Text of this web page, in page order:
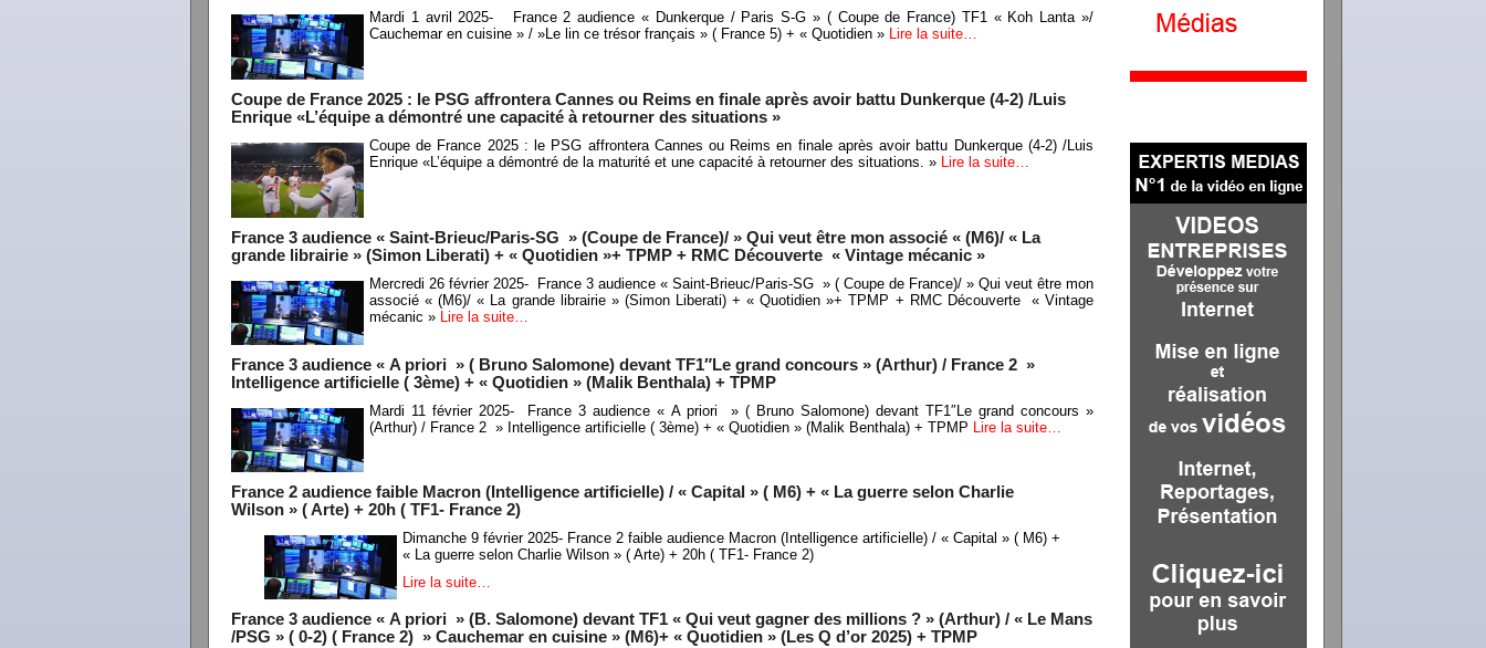
Mardi 1 avril 2025- France 2 audience « Dunkerque / Paris S-G » ( Coupe de France) TF1 « Koh Lanta »/
Cauchemar en cuisine » / »Le lin ce trésor français » ( France 5) + « Quotidien » Lire la suite…
Coupe de France 2025 : le PSG affrontera Cannes ou Reims en finale après avoir battu Dunkerque (4-2) /Luis
Enrique «L’équipe a démontré une capacité à retourner des situations »
Coupe de France 2025 : le PSG affrontera Cannes ou Reims en finale après avoir battu Dunkerque (4-2) /Luis
Enrique «L’équipe a démontré de la maturité et une capacité à retourner des situations. » Lire la suite…
France 3 audience « Saint-Brieuc/Paris-SG » (Coupe de France)/ » Qui veut être mon associé « (M6)/ « La
grande librairie » (Simon Liberati) + « Quotidien »+ TPMP + RMC Découverte « Vintage mécanic »
Mercredi 26 février 2025- France 3 audience « Saint-Brieuc/Paris-SG » ( Coupe de France)/ » Qui veut être mon
associé « (M6)/ « La grande librairie » (Simon Liberati) + « Quotidien »+ TPMP + RMC Découverte « Vintage
mécanic » Lire la suite…
France 3 audience « A priori » ( Bruno Salomone) devant TF1″Le grand concours » (Arthur) / France 2 »
Intelligence artificielle ( 3ème) + « Quotidien » (Malik Benthala) + TPMP
Mardi 11 février 2025- France 3 audience « A priori » ( Bruno Salomone) devant TF1″Le grand concours »
(Arthur) / France 2 » Intelligence artificielle ( 3ème) + « Quotidien » (Malik Benthala) + TPMP
Lire la suite…
France 2 audience faible Macron (Intelligence artificielle) / « Capital » ( M6) + « La guerre selon Charlie
Wilson » ( Arte) + 20h ( TF1- France 2)
Dimanche 9 février 2025- France 2 faible audience Macron (Intelligence artificielle) / « Capital » ( M6) +
« La guerre selon Charlie Wilson » ( Arte) + 20h ( TF1- France 2)
Lire la suite…
France 3 audience « A priori » (B. Salomone) devant TF1 « Qui veut gagner des millions ? » (Arthur) / « Le Mans
/PSG » ( 0-2) ( France 2) » Cauchemar en cuisine » (M6)+ « Quotidien » (Les Q d’or 2025) + TPMP